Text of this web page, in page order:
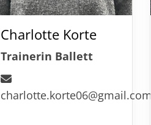
Charlotte Korte
Trainerin Ballett
charlotte.korte06@gmail.com